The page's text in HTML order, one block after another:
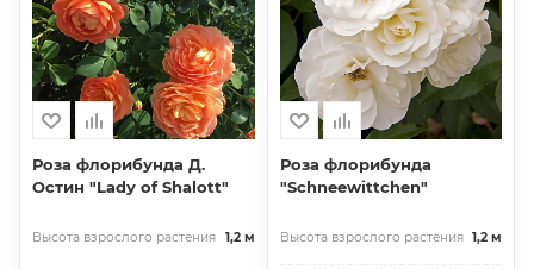
Роза флорибунда Д.
Остин "Lady of Shalott"
Высота взрослого растения 1,2 м
Роза флорибунда
"Schneewittchen"
Высота взрослого растения 1,2 м